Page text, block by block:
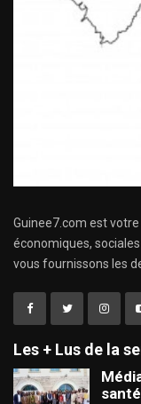
Guinee7.com est
économiques,
vous fournissons les
Les + Lus de la